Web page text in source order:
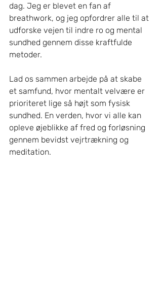
dag. Jeg er blevet en fan af
breathwork, og jeg opfordrer alle til at
udforske vejen til indre ro og mental
sundhed gennem disse kraftfulde
metoder.
Lad os sammen arbejde på at skabe
et samfund, hvor mentalt velvære er
prioriteret lige så højt som fysisk
sundhed. En verden, hvor vi alle kan
opleve øjeblikke af fred og forløsning
gennem bevidst vejrtrækning og
meditation.